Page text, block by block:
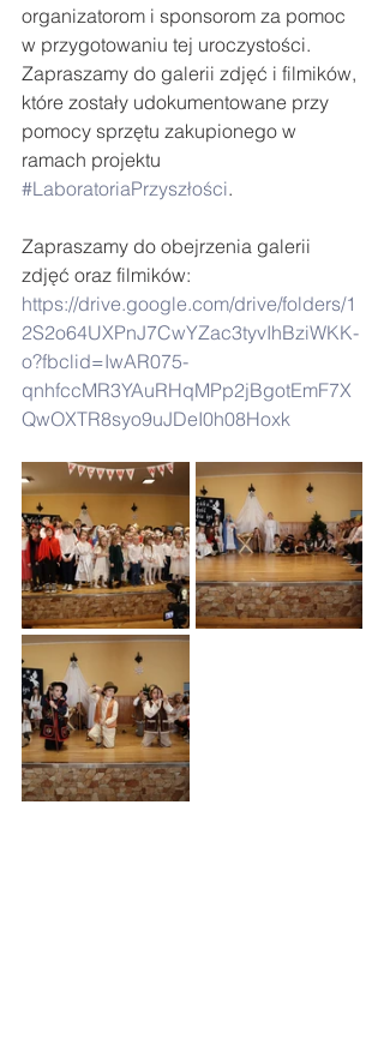
organizatorom i sponsorom za pomoc
w przygotowaniu tej uroczystości.
Zapraszamy do galerii zdjęć i filmików,
które zostały udokumentowane przy
pomocy sprzętu zakupionego w
ramach projektu
#LaboratoriaPrzyszłości.
Zapraszamy do obejrzenia galerii
zdjęć oraz filmików:
https://drive.google.com/drive/folders/1
2S2o64UXPnJ7CwYZac3tyvIhBziWKK-
o?fbclid=IwAR075-
qnhfccMR3YAuRHqMPp2jBgotEmF7X
QwOXTR8syo9uJDeI0h08Hoxk